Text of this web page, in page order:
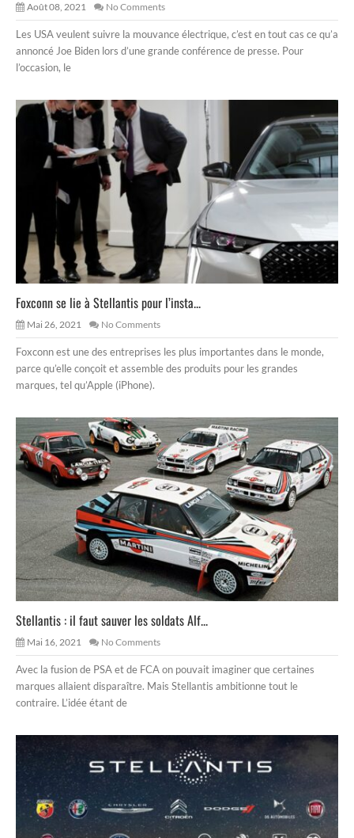
Août 08, 2021 No Comments
Les USA veulent suivre la mouvance électrique, c’est en tout cas ce qu’a
annoncé Joe Biden lors d’une grande conférence de presse. Pour
l’occasion, le
Foxconn se lie à Stellantis pour l’insta...
Mai 26, 2021 No Comments
Foxconn est une des entreprises les plus importantes dans le monde,
parce qu’elle conçoit et assemble des produits pour les grandes
marques, tel qu’Apple (iPhone).
Stellantis : il faut sauver les soldats Alf...
Mai 16, 2021 No Comments
Avec la fusion de PSA et de FCA on pouvait imaginer que certaines
marques allaient disparaître. Mais Stellantis ambitionne tout le
contraire. L’idée étant de